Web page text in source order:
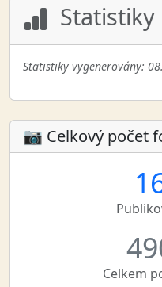
Statistiky
Statistiky vygenerovány:
📷 Celkový počet
Celkem